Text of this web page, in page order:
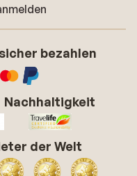
bezahlen
Nachhaltigkeit
der Welt